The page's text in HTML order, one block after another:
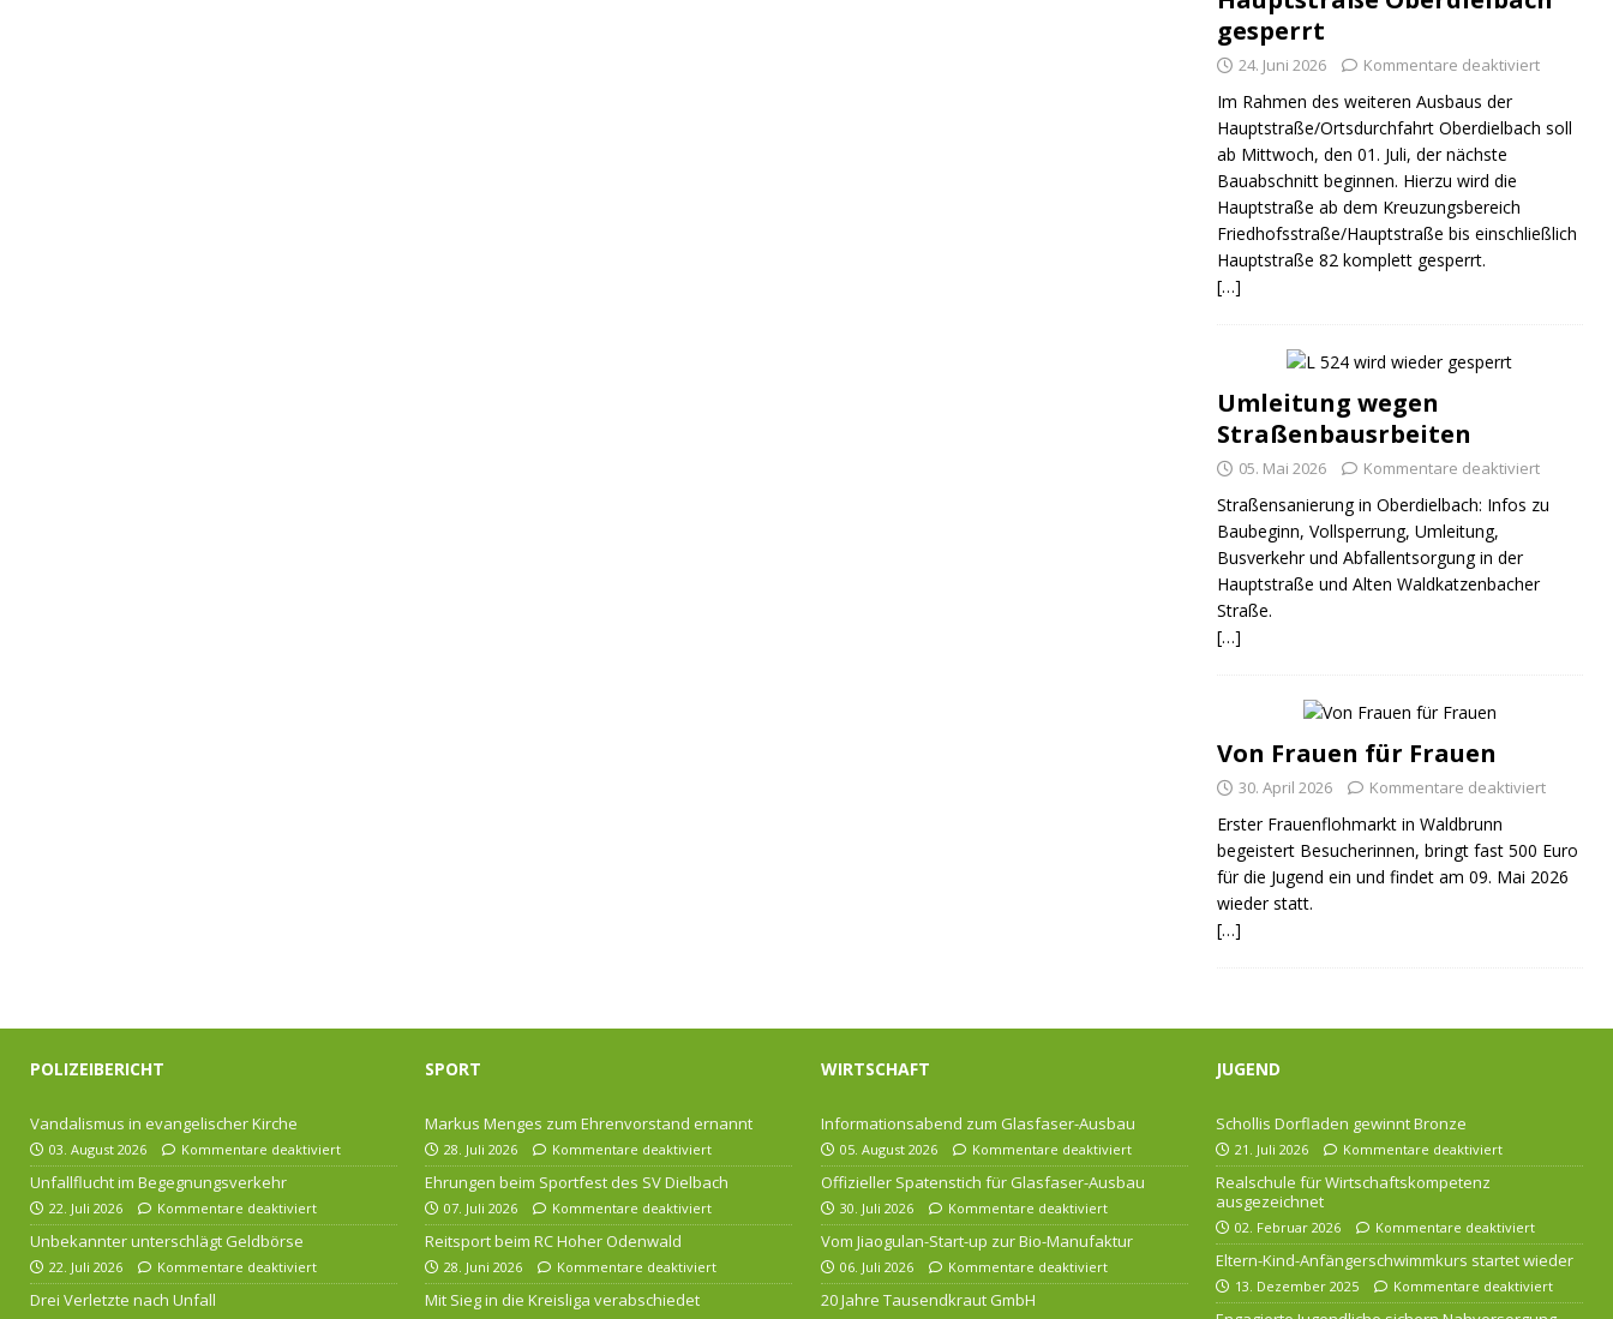
gesperrt
24. Juni 2026 Kommentare deaktiviert
Im Rahmen des weiteren Ausbaus der
Hauptstraße/Ortsdurchfahrt Oberdielbach soll
ab Mittwoch, den 01. Juli, der nächste
Bauabschnitt beginnen. Hierzu wird die
Hauptstraße ab dem Kreuzungsbereich
Friedhofsstraße/Hauptstraße bis einschließlich
Hauptstraße 82 komplett gesperrt.
[…]
Umleitung wegen
Straßenbausrbeiten
05. Mai 2026 Kommentare deaktiviert
Straßensanierung in Oberdielbach: Infos zu
Baubeginn, Vollsperrung, Umleitung,
Busverkehr und Abfallentsorgung in der
Hauptstraße und Alten Waldkatzenbacher
Straße.
[…]
Von Frauen für Frauen
30. April 2026 Kommentare deaktiviert
Erster Frauenflohmarkt in Waldbrunn
begeistert Besucherinnen, bringt fast 500 Euro
für die Jugend ein und findet am 09. Mai 2026
wieder statt.
[…]
POLIZEIBERICHT
Vandalismus in evangelischer Kirche
03. August 2026 Kommentare deaktiviert
Unfallflucht im Begegnungsverkehr
22. Juli 2026 Kommentare deaktiviert
Unbekannter unterschlägt Geldbörse
22. Juli 2026 Kommentare deaktiviert
Drei Verletzte nach Unfall
SPORT
Markus Menges zum Ehrenvorstand ernannt
28. Juli 2026 Kommentare deaktiviert
Ehrungen beim Sportfest des SV Dielbach
07. Juli 2026 Kommentare deaktiviert
Reitsport beim RC Hoher Odenwald
28. Juni 2026 Kommentare deaktiviert
Mit Sieg in die Kreisliga verabschiedet
WIRTSCHAFT
Informationsabend zum Glasfaser-Ausbau
05. August 2026 Kommentare deaktiviert
Offizieller Spatenstich für Glasfaser-Ausbau
30. Juli 2026 Kommentare deaktiviert
Vom Jiaogulan-Start-up zur Bio-Manufaktur
06. Juli 2026 Kommentare deaktiviert
20 Jahre Tausendkraut GmbH
JUGEND
Schollis Dorfladen gewinnt Bronze
21. Juli 2026 Kommentare deaktiviert
Realschule für Wirtschaftskompetenz
ausgezeichnet
02. Februar 2026 Kommentare deaktiviert
Eltern-Kind-Anfängerschwimmkurs startet wieder
13. Dezember 2025 Kommentare deaktiviert